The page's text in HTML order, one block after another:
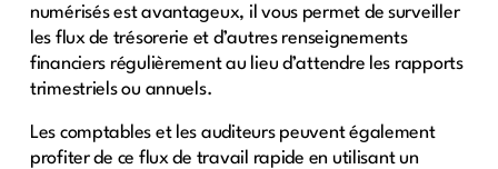
numérisés est avantageux, il vous permet de surveiller
les flux de trésorerie et d’autres renseignements
financiers régulièrement au lieu d’attendre les rapports
trimestriels ou annuels.
Les comptables et les auditeurs peuvent également
profiter de ce flux de travail rapide en utilisant un